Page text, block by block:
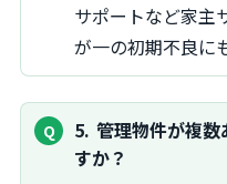
サポートなど家主
が一の初期不良に
5 管理物件が複数
すか？